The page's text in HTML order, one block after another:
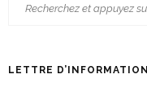
LETTRE D’INFORMATION